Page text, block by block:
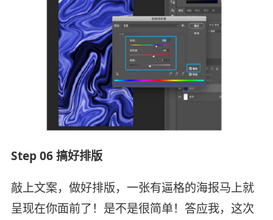
Step 06 搞好排版
敲上文案，做好排版，一张有逼格的海报马上就
呈现在你面前了！是不是很简单！答应我，这次